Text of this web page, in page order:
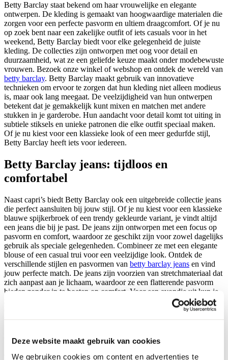
Deze website maakt gebruik van cookies
We gebruiken cookies om content en advertenties te
Betty Barclay staat bekend om haar vrouwelijke en elegante
ontwerpen. De kleding is gemaakt van hoogwaardige materialen die
zorgen voor een perfecte pasvorm en ultiem draagcomfort. Of je nu
op zoek bent naar een zakelijke outfit of iets casuals voor in het
weekend, Betty Barclay biedt voor elke gelegenheid de juiste
kleding. De collecties zijn ontworpen met oog voor detail en
duurzaamheid, wat ze een geliefde keuze maakt onder modebewuste
vrouwen. Bezoek onze winkel of webshop en ontdek de wereld van
betty barclay. Betty Barclay maakt gebruik van innovatieve
technieken om ervoor te zorgen dat hun kleding niet alleen modieus
is, maar ook lang meegaat. De veelzijdigheid van hun ontwerpen
betekent dat je gemakkelijk kunt mixen en matchen met andere
stukken in je garderobe. Hun aandacht voor detail komt tot uiting in
subtiele stiksels en unieke patronen die elke outfit speciaal maken.
Of je nu kiest voor een klassieke look of een meer gedurfde stijl,
Betty Barclay heeft iets voor iedereen.
Betty Barclay jeans: tijdloos en
comfortabel
Naast capri’s biedt Betty Barclay ook een uitgebreide collectie jeans
die perfect aansluiten bij jouw stijl. Of je nu kiest voor een klassieke
blauwe spijkerbroek of een trendy gekleurde variant, je vindt altijd
een jeans die bij je past. De jeans zijn ontworpen met een focus op
pasvorm en comfort, waardoor ze geschikt zijn voor zowel dagelijks
gebruik als speciale gelegenheden. Combineer ze met een elegante
blouse of een casual trui voor een veelzijdige look. Ontdek de
verschillende stijlen en pasvormen van betty barclay jeans en vind
jouw perfecte match. De jeans zijn voorzien van stretchmateriaal dat
zich aanpast aan je lichaam, waardoor ze een flatterende pasvorm
bieden zonder in te boeten op comfort. Voor een avondje uit kun je
ze combineren met hoge hakken en een stijlvolle top. Voor een dag
op kantoor zijn ze perfect met een blazer en nette schoenen. De
veelzijdigheid van Betty Barclay jeans maakt ze een essentiële
onderhouden, zodat je er altijd op je best uitziet zonder veel moeite.